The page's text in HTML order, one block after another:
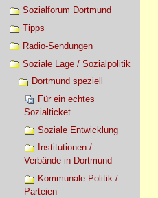
Sozialforum Dortmund
Tipps
Radio-Sendungen
Soziale Lage / Sozialpolitik
Dortmund speziell
Für ein echtes
Sozialticket
Soziale Entwicklung
Institutionen /
Verbände in Dortmund
Kommunale Politik /
Parteien